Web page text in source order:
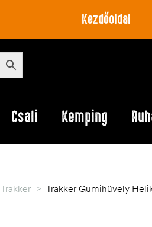
Kezdőoldal
Csali Kemping
Trakker > Trakker Gumihüvely